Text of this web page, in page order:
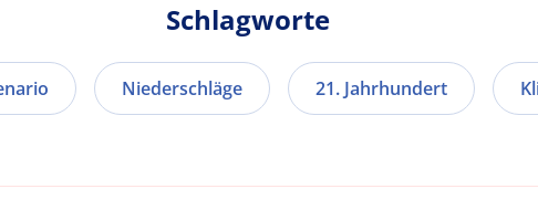
Schlagworte
Niederschläge 21. Jahrhundert